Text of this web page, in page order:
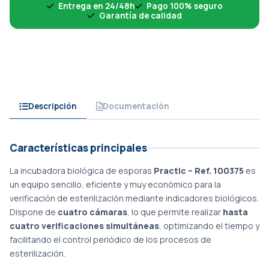
Entrega en 24/48h
Pago 100% seguro
Garantía de calidad
Descripción Documentación
Características principales
La incubadora biológica de esporas Practic – Ref. 100375 es
un equipo sencillo, eficiente y muy económico para la
verificación de esterilización mediante indicadores biológicos.
Dispone de cuatro cámaras, lo que permite realizar hasta
cuatro verificaciones simultáneas, optimizando el tiempo y
facilitando el control periódico de los procesos de
esterilización.